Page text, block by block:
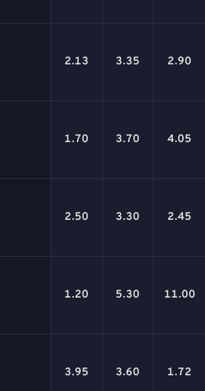
2.13 3.35 2.90
1.70 3.70 4.05
2.50 3.30 2.45
1.20 5.30 11.00
3.95 3.60 1.72